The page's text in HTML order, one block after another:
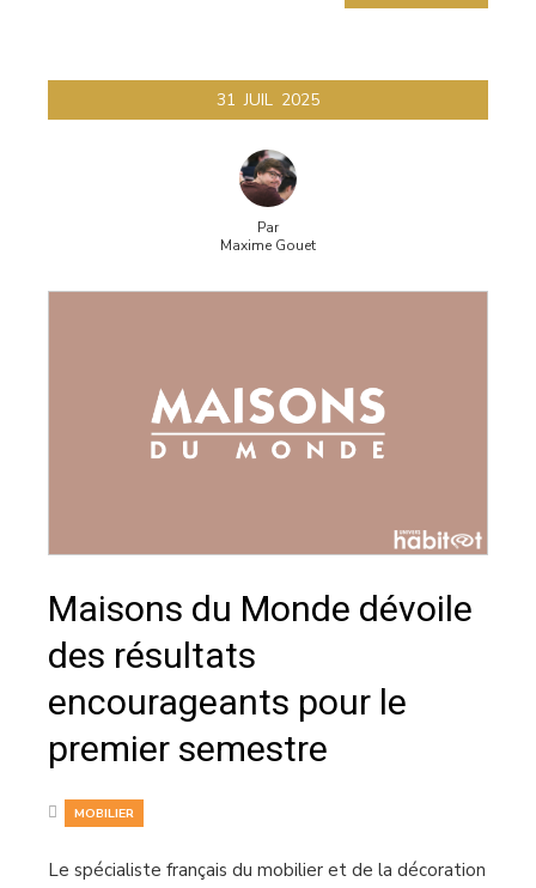
31 JUIL 2025
Par
Maxime Gouet
Maisons du Monde dévoile
des résultats
encourageants pour le
premier semestre
MOBILIER
Le spécialiste français du mobilier et de la décoration